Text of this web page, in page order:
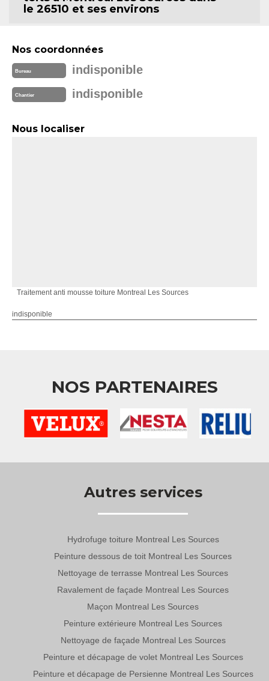
le 26510 et ses environs
Nos coordonnées
Bureau indisponible
Chantier indisponible
Nous localiser
Traitement anti mousse toiture Montreal Les Sources
indisponible
NOS PARTENAIRES
Autres services
Hydrofuge toiture Montreal Les Sources
Peinture dessous de toit Montreal Les Sources
Nettoyage de terrasse Montreal Les Sources
Ravalement de façade Montreal Les Sources
Maçon Montreal Les Sources
Peinture extérieure Montreal Les Sources
Nettoyage de façade Montreal Les Sources
Peinture et décapage de volet Montreal Les Sources
Peinture et décapage de Persienne Montreal Les Sources